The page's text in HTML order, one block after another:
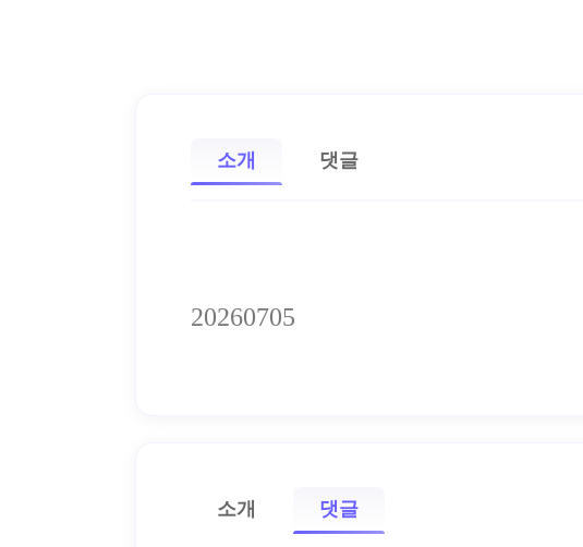
소개 댓글
20260705
소개 댓글